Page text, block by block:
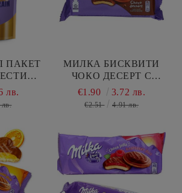
ПАКЕТ
ГРАИН
лв.
лв.
МИЛКА БИСКВИТИ
ЧОКО ДЕСЕРТ С
ШОКОЛАДОВ ПЪЛНЕЖ
128 ГР
€1.90 3.72 лв.
€2.51 4.91 лв.